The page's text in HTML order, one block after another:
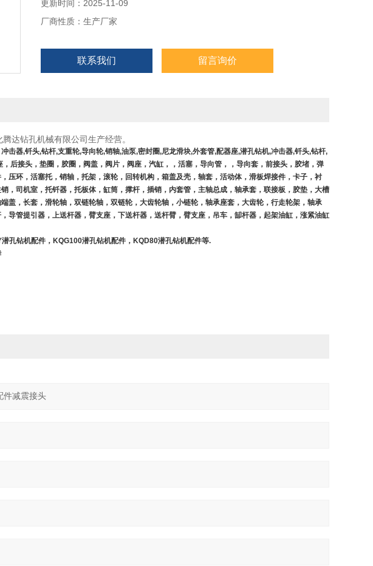
更新时间：2025-11-09
厂商性质：生产厂家
联系我们 留言询价
达钻孔机械有限公司生产经营。
击器,钎头,钻杆,支重轮,导向轮,销轴,油泵,密封圈,尼龙滑块,外套管,配器座,潜孔钻机,冲击器,钎头,钻杆,
，后接头，垫圈，胶圈，阀盖，阀片，阀座，汽缸，，活塞，导向管，，导向套，前接头，胶堵，弹
压环，活塞托，销轴，托架，滚轮，回转机构，箱盖及壳，轴套，活动体，滑板焊接件，卡子，衬
，司机室，托钎器，托板体，缸筒，撑杆，插销，内套管，主轴总成，轴承套，联接板，胶垫，大槽
盖，长套，滑轮轴，双链轮轴，双链轮，大齿轮轴，小链轮，轴承座套，大齿轮，行走轮架，轴承
导管提引器，上送杆器，臂支座，下送杆器，送杆臂，臂支座，吊车，缷杆器，起架油缸，涨紧油缸
潜孔钻机配件， KQG100潜孔钻机配件， KQD80潜孔钻机配件等.